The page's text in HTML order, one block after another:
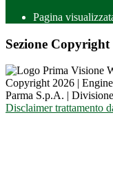
Pagina
Sezione Copyright
Copyright 2026 |
Parma S.p.A. |
Disclaimer trattamento